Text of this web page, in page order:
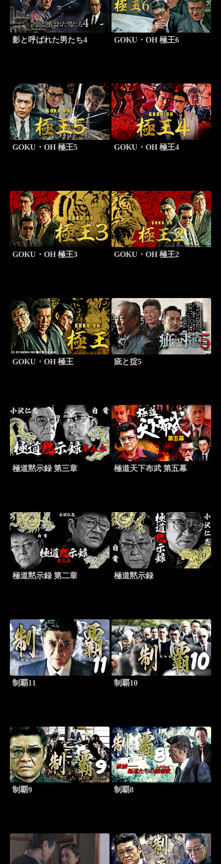
影と呼ばれた男たち4 GOKU・OH 極王6
GOKU・OH 極王5 GOKU・OH 極王4
GOKU・OH 極王3 GOKU・OH 極王2
GOKU・OH 極王 疵と掟5
極道黙示録 第三章 極道天下布武 第五幕
極道黙示録 第二章 極道黙示録
制覇11 制覇10
制覇9 制覇8